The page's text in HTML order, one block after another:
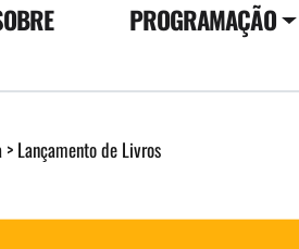
PROGRAMAÇÃO
> Lançamento de Livros